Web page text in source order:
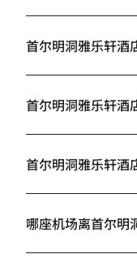
首尔明洞雅乐轩酒
首尔明洞雅乐轩酒
首尔明洞雅乐轩酒
哪座机场离首尔明